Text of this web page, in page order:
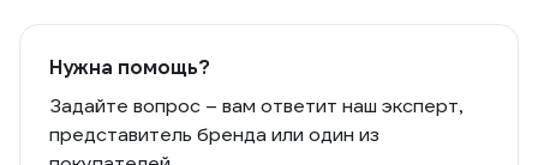
Нужна помощь?
Задайте вопрос – вам ответит наш эксперт,
представитель бренда или один из